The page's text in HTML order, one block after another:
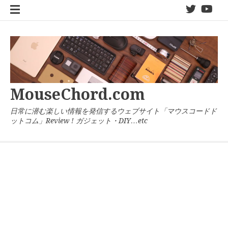
twitter
MouseChord.com
日常に潜む楽しい情報を発信するウェブサイト「マウスコードド
ットコム」Review ! ガジェット・DIY…etc